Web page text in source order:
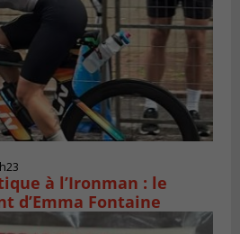
à l’Ironman : le
d’Emma Fontaine